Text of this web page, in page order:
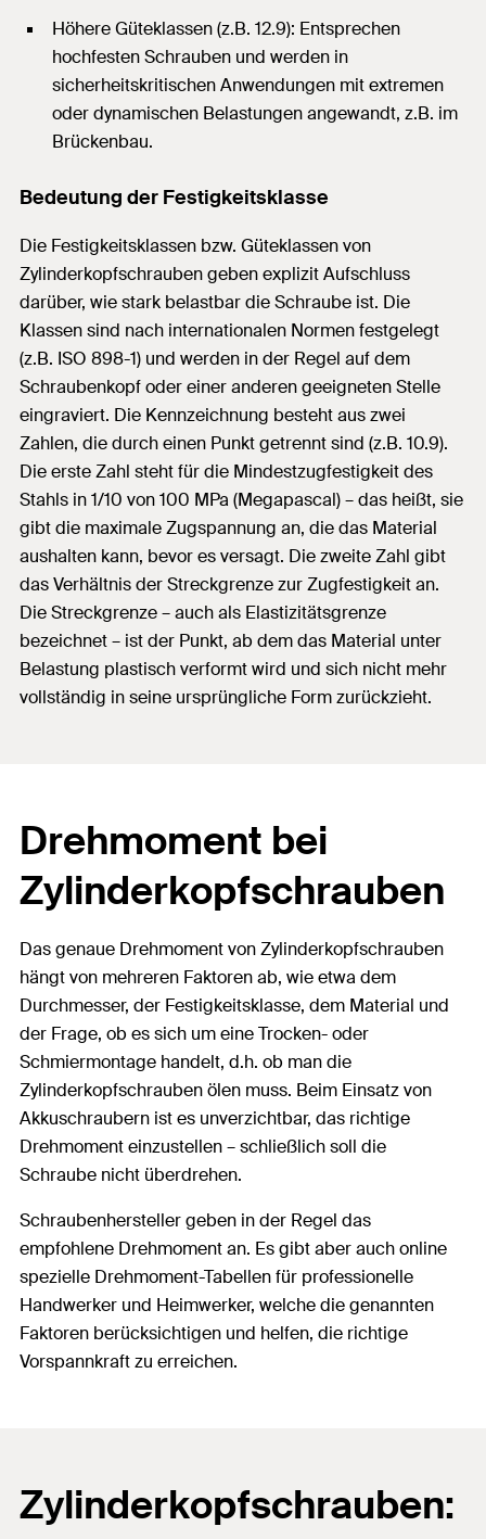
Höhere Güteklassen (z.B. 12.9): Entsprechen
hochfesten Schrauben und werden in
sicherheitskritischen Anwendungen mit extremen
oder dynamischen Belastungen angewandt, z.B. im
Brückenbau.
Bedeutung der Festigkeitsklasse
Die Festigkeitsklassen bzw. Güteklassen von
Zylinderkopfschrauben geben explizit Aufschluss
darüber, wie stark belastbar die Schraube ist. Die
Klassen sind nach internationalen Normen festgelegt
(z.B. ISO 898-1) und werden in der Regel auf dem
Schraubenkopf oder einer anderen geeigneten Stelle
eingraviert. Die Kennzeichnung besteht aus zwei
Zahlen, die durch einen Punkt getrennt sind (z.B. 10.9).
Die erste Zahl steht für die Mindestzugfestigkeit des
Stahls in 1/10 von 100 MPa (Megapascal) – das heißt, sie
gibt die maximale Zugspannung an, die das Material
aushalten kann, bevor es versagt. Die zweite Zahl gibt
das Verhältnis der Streckgrenze zur Zugfestigkeit an.
Die Streckgrenze – auch als Elastizitätsgrenze
bezeichnet – ist der Punkt, ab dem das Material unter
Belastung plastisch verformt wird und sich nicht mehr
vollständig in seine ursprüngliche Form zurückzieht.
Drehmoment bei
Zylinderkopfschrauben
Das genaue Drehmoment von Zylinderkopfschrauben
hängt von mehreren Faktoren ab, wie etwa dem
Durchmesser, der Festigkeitsklasse, dem Material und
der Frage, ob es sich um eine Trocken- oder
Schmiermontage handelt, d.h. ob man die
Zylinderkopfschrauben ölen muss. Beim Einsatz von
Akkuschraubern ist es unverzichtbar, das richtige
Drehmoment einzustellen – schließlich soll die
Schraube nicht überdrehen.
Schraubenhersteller geben in der Regel das
empfohlene Drehmoment an. Es gibt aber auch online
spezielle Drehmoment-Tabellen für professionelle
Handwerker und Heimwerker, welche die genannten
Faktoren berücksichtigen und helfen, die richtige
Vorspannkraft zu erreichen.
Zylinderkopfschrauben: